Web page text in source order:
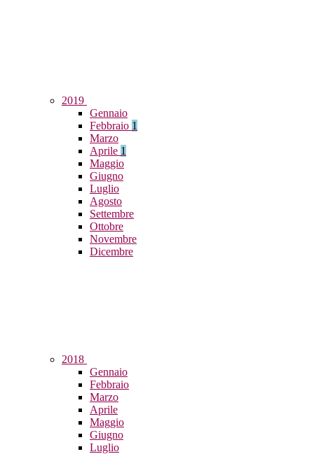
2019
Gennaio
Febbraio 1
Marzo
Aprile 1
Maggio
Giugno
Luglio
Agosto
Settembre
Ottobre
Novembre
Dicembre
2018
Gennaio
Febbraio
Marzo
Aprile
Maggio
Giugno
Luglio